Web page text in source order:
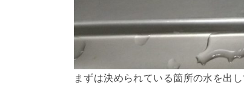
まずは決められている箇所の水を出